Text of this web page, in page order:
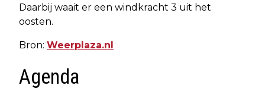
Daarbij waait er een windkracht 3 uit het
oosten.
Bron: Weerplaza.nl
Agenda